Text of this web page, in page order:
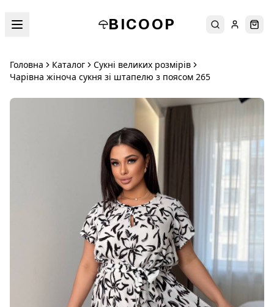
BICOOP ПошукУвійти
Головна Каталог
Сукні великих розмірів
Чарівна жіноча сукня зі штапелю з поясом 265